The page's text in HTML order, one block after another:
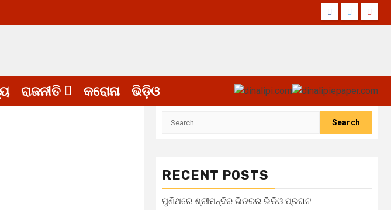
Facebook
Twitter
ରାଜନୀତି କରୋନା ଭିଡ଼ିଓ
Search
RECENT POSTS
ପୁଣିଥରେ ଶ୍ରୀମନ୍ଦିର ଭିତରର ଭିଡିଓ ପ୍ରଘଟ